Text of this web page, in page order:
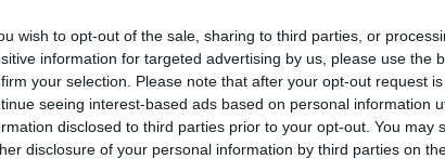
wish to opt-out of the sale, sharing to third parties, or
information for targeted advertising by us, please use the
your selection. Please note that after your opt-out request
seeing interest-based ads based on personal information
disclosed to third parties prior to your opt-out. You may
disclosure of your personal information by third parties on
– ΚΠΙΣΝ
Ρήγος